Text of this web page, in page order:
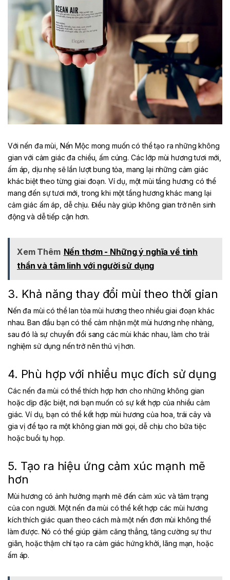
Với nến đa mùi, Nến Mộc mong muốn có thể tạo ra những không
gian với cảm giác đa chiều, ấm cúng. Các lớp mùi hương tươi mới,
ấm áp, dịu nhẹ sẽ lần lượt bung tỏa, mang lại những cảm giác
khác biệt theo từng giai đoạn. Ví dụ, một mùi tầng hương có thể
mang đến sự tươi mới, trong khi một tầng hương khác mang lại
cảm giác ấm áp, dễ chịu. Điều này giúp không gian trở nên sinh
động và dễ tiếp cận hơn.
Xem Thêm Nến thơm - Những ý nghĩa về tinh
thần và tâm linh với người sử dụng
3. Khả năng thay đổi mùi theo thời gian
Nến đa mùi có thể lan tỏa mùi hương theo nhiều giai đoạn khác
nhau. Ban đầu bạn có thể cảm nhận một mùi hương nhẹ nhàng,
sau đó là sự chuyển đổi sang các mùi khác nhau, làm cho trải
nghiệm sử dụng nến trở nên thú vị hơn.
4. Phù hợp với nhiều mục đích sử dụng
Các nến đa mùi có thể thích hợp hơn cho những không gian
hoặc dịp đặc biệt, nơi bạn muốn có sự kết hợp của nhiều cảm
giác. Ví dụ, bạn có thể kết hợp mùi hương của hoa, trái cây và
gia vị để tạo ra một không gian mời gọi, dễ chịu cho bữa tiệc
hoặc buổi tụ họp.
5. Tạo ra hiệu ứng cảm xúc mạnh mẽ
hơn
Mùi hương có ảnh hưởng mạnh mẽ đến cảm xúc và tâm trạng
của con người. Một nến đa mùi có thể kết hợp các mùi hương
kích thích giác quan theo cách mà một nến đơn mùi không thể
làm được. Nó có thể giúp giảm căng thẳng, tăng cường sự thư
giãn, hoặc thậm chí tạo ra cảm giác hứng khởi, lãng mạn, hoặc
ấm áp.